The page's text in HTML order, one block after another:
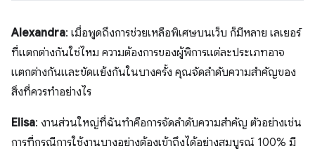
Alexandra: เมื่อพูดถึงการช่วยเหลือพิเศษบนเว็บ ก็มีหลาย เลเยอร์
ที่แตกต่างกันใช่ไหม ความต้องการของผู้พิการแต่ละประเภทอาจ
แตกต่างกันและขัดแย้งกันในบางครั้ง คุณจัดลำดับความสำคัญของ
สิ่งที่ควรทำอย่างไร
Elisa: งานส่วนใหญ่ที่ฉันทำคือการจัดลำดับความสำคัญ ตัวอย่างเช่น
การที่กรณีการใช้งานบางอย่างต้องเข้าถึงได้อย่างสมบูรณ์ 100% มี